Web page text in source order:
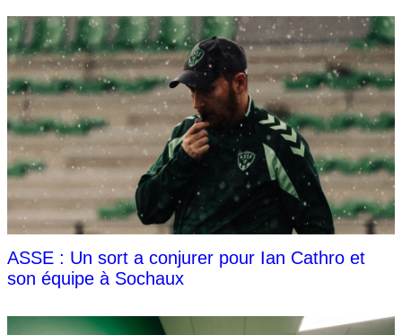
ASSE : Un sort a conjurer pour Ian Cathro et
son équipe à Sochaux